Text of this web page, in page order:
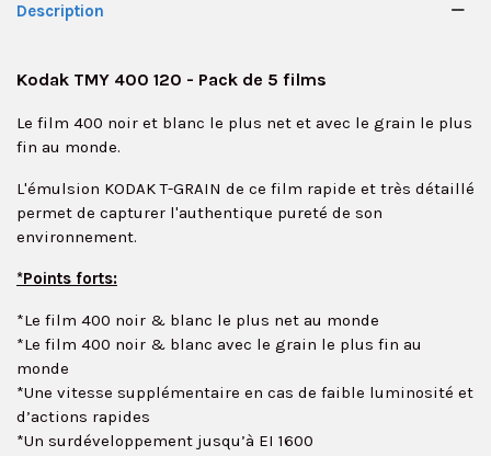
Description
Kodak TMY 400 120 - Pack de 5 films
Le film 400 noir et blanc le plus net et avec le grain le plus
fin au monde.
L'émulsion KODAK T-GRAIN de ce film rapide et très détaillé
permet de capturer l'authentique pureté de son
environnement.
*Points forts:
*Le film 400 noir & blanc le plus net au monde
*Le film 400 noir & blanc avec le grain le plus fin au
monde
*Une vitesse supplémentaire en cas de faible luminosité et
d’actions rapides
*Un surdéveloppement jusqu’à EI 1600